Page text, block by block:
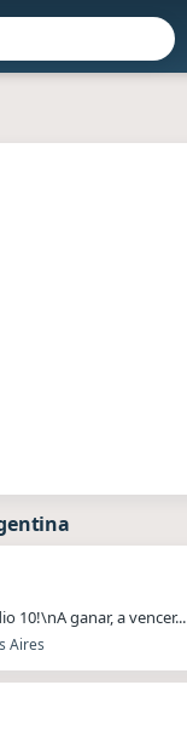
10!\nA ganar, a vencer...
Aires